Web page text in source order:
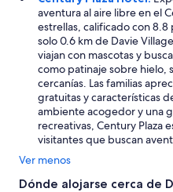
aventura al aire libre en el
estrellas, calificado con
solo 0.6 km de Davie
viajan con mascotas y
como patinaje sobre hielo,
cercanías. Las familias
gratuitas y características
ambiente acogedor y una
recreativas, Century Plaza
visitantes que buscan
Ver menos
Dónde alojarse cerca de